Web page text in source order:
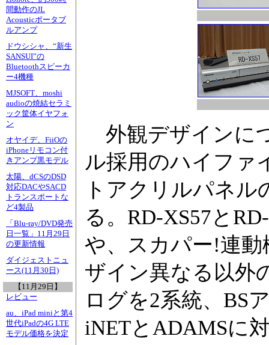
間動作のJL
Acousticポータブ
ルアンプ
ドウシシャ、“新生
SANSUI”の
Bluetoothスピーカ
ー4機種
MJSOFT、moshi
audioの焼結セラミ
ック筐体イヤフォ
ン
オヤイデ、FiiOの
iPhoneリモコン付
きアンプ黒モデル
太陽、dCSのDSD
対応DACやSACD
トランスポートな
ど4製品
「Blu-ray/DVD発売
日一覧」11月29日
の更新情報
ダイジェストニュ
ース(11月30日)
【11月29日】
レビュー
au、iPad miniと第4
世代iPadの4G LTE
モデル価格を決定
外観デザインに
ル採用のハイファ
トアクリルパネ
る。RD-XS57と
や、スカパー!連
ザイン異なる以外
ログを2系統、BS
iNETとADAMSに